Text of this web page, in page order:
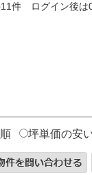
11件
ログイン後は
順 坪単価の安